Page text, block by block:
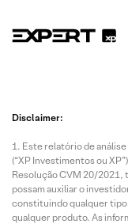
Disclaimer:
Este relatório de
(“XP Investimentos ou
Resolução CVM 20/2021,
possam auxiliar o
constituindo qualquer tipo
qualquer produto. As